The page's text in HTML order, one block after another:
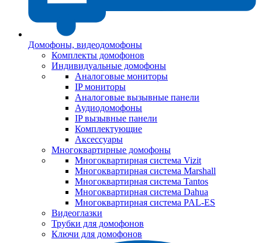
Домофоны, видеодомофоны
Комплекты домофонов
Индивидуальные домофоны
Аналоговые мониторы
IP мониторы
Аналоговые вызывные панели
Аудиодомофоны
IP вызывные панели
Комплектующие
Аксессуары
Многоквартирные домофоны
Многоквартирная система Vizit
Многоквартирная система Marshall
Многоквартирная система Tantos
Многоквартирная система Dahua
Многоквартирная система PAL-ES
Видеоглазки
Трубки для домофонов
Ключи для домофонов